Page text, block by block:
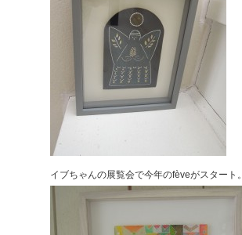
イブちゃんの展覧会で今年のfèveがスタート。